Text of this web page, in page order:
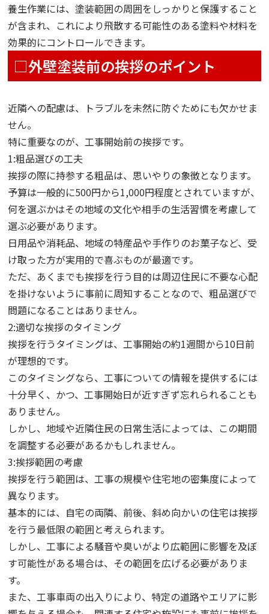
養生作業には、塗装範囲の周囲をしっかりと保護すること
が含まれ、これにより飛散する可能性のある塗料や材料を
効果的にコントロールできます。
□外壁塗装前の挨拶のポイント
近隣への配慮は、トラブルを未然に防ぐためにも欠かせま
せん。
特に重要なのが、工事開始前の挨拶です。
1:粗品選びの工夫
挨拶の際に持参する粗品は、思いやりの象徴となります。
予算は一般的に500円から1,000円程度とされていますが、
何を選ぶかはその地域の文化や相手の生活習慣を考慮して
選ぶ必要があります。
日用品や消耗品、地域の特産品や手作りのお菓子など、受
け取った方が実用的で喜ぶものが最適です。
ただ、あくまでも挨拶を行う目的は周辺住民に不要な心配
を掛けないように事前に周知することなので、粗品選びで
問題になることはありません。
2:適切な挨拶のタイミング
挨拶を行うタイミングは、工事開始の約1週間から10日前
が理想的です。
このタイミングなら、工事についての情報を提供するには
十分早く、かつ、工事開始日が近すぎず忘れられることも
ありません。
しかし、地域や近隣住民の日常生活によっては、この期間
を調整する必要があるかもしれません。
3:挨拶範囲の考慮
挨拶を行う範囲は、工事の規模や住宅地の密集度によって
異なります。
基本的には、自宅の両隣、前後、斜め向かいの住宅は挨拶
を行う最低限の範囲と考えられます。
しかし、工事による騒音や臭いがより広範囲に影響を及ぼ
す可能性がある場合は、その範囲を広げる必要がありま
す。
また、工事車両の出入りにより、特定の道路やエリアに影